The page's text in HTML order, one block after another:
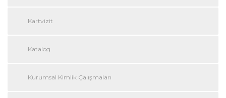
Kartvizit
Katalog
Kurumsal Kimlik Çalışmaları